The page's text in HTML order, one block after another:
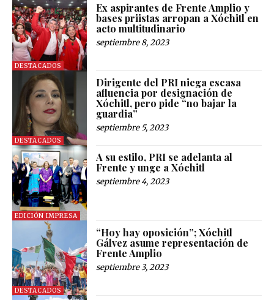
DESTACADOS
Ex aspirantes de Frente Amplio y
bases priistas arropan a Xóchitl en
acto multitudinario
septiembre 8, 2023
DESTACADOS
Dirigente del PRI niega escasa
afluencia por designación de
Xóchitl, pero pide “no bajar la
guardia”
septiembre 5, 2023
EDICIÓN IMPRESA
A su estilo, PRI se adelanta al
Frente y unge a Xóchitl
septiembre 4, 2023
DESTACADOS
“Hoy hay oposición”; Xóchitl
Gálvez asume representación de
Frente Amplio
septiembre 3, 2023